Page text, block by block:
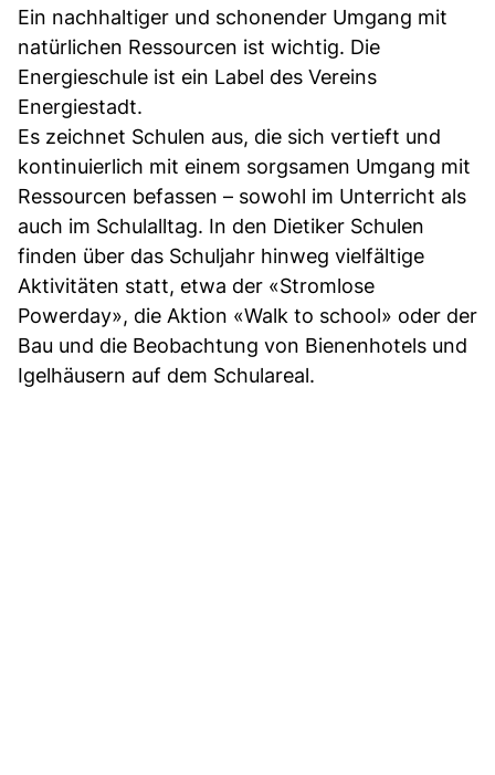
Ein nachhaltiger und schonender Umgang mit
natürlichen Ressourcen ist wichtig. Die
Energieschule ist ein Label des Vereins
Energiestadt.
Es zeichnet Schulen aus, die sich vertieft und
kontinuierlich mit einem sorgsamen Umgang mit
Ressourcen befassen – sowohl im Unterricht als
auch im Schulalltag. In den Dietiker Schulen
finden über das Schuljahr hinweg vielfältige
Aktivitäten statt, etwa der «Stromlose
Powerday», die Aktion «Walk to school» oder der
Bau und die Beobachtung von Bienenhotels und
Igelhäusern auf dem Schulareal.